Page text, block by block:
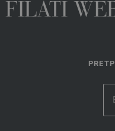
FILATI